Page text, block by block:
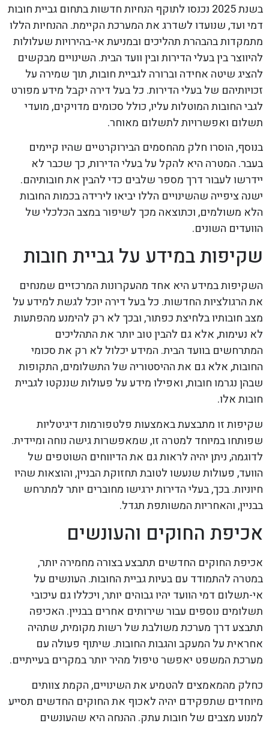
בשנת 2025 נכנסו לתוקף הנחיות חדשות בתחום גביית חובות
דמי ועד, שנועדו לשדרג את המערכת הקיימת. ההנחיות הללו
מתמקדות בהבהרת תהליכים ובמניעת אי-בהירויות שעלולות
להיווצר בין בעלי הדירות ובין וועד הבית. השינויים מבקשים
להציג שיטה אחידה וברורה לגביית חובות, תוך שמירה על
זכויותיהם של בעלי הדירות. כל בעל דירה יקבל מידע מפורט
לגבי החובות המוטלות עליו, כולל סכומים מדויקים, מועדי
תשלום ואפשרויות לתשלום מאוחר.
בנוסף, הוסרו חלק מהחסמים הבירוקרטיים שהיו קיימים
בעבר. המטרה היא להקל על בעלי הדירות, כך שכבר לא
יידרשו לעבור דרך מספר שלבים כדי להבין את חובותיהם.
ישנה ציפייה שהשינויים הללו יביאו לירידה בכמות החובות
הלא משולמים, וכתוצאה מכך לשיפור במצב הכלכלי של
הוועדים השונים.
שקיפות במידע על גביית חובות
השקיפות במידע היא אחד מהעקרונות המרכזיים שמנחים
את הרגולציות החדשות. כל בעל דירה יוכל לגשת למידע על
מצב חובותיו בלחיצת כפתור, ובכך לא רק להימנע מהפתעות
לא נעימות, אלא גם להבין טוב יותר את התהליכים
המתרחשים בוועד הבית. המידע יכלול לא רק את סכומי
החובות, אלא גם את ההיסטוריה של התשלומים, התקופות
שבהן נגרמו חובות, ואפילו מידע על פעולות שננקטו לגביית
חובות אלו.
שקיפות זו מתבצעת באמצעות פלטפורמות דיגיטליות
שפותחו במיוחד למטרה זו, שמאפשרות גישה נוחה ומיידית.
לדוגמה, ניתן יהיה לראות גם את הדיווחים השוטפים של
הוועד, פעולות שנעשו לטובת תחזוקת הבניין, והוצאות שהיו
חיוניות. בכך, בעלי הדירות ירגישו מחוברים יותר למתרחש
בבניין, והאחריות המשותפת תגדל.
אכיפת החוקים והעונשים
אכיפת החוקים החדשים תתבצע בצורה מחמירה יותר,
במטרה להתמודד עם בעיות גביית החובות. העונשים על
אי-תשלום דמי הוועד יהיו גבוהים יותר, ויכללו גם עיכובי
תשלומים נוספים עבור שירותים אחרים בבניין. האכיפה
תתבצע דרך מערכת משולבת של רשות מקומית, שתהיה
אחראית על המעקב והגבות החובות. שיתוף פעולה עם
מערכת המשפט יאפשר טיפול מהיר יותר במקרים בעייתיים.
כחלק מהמאמצים להטמיע את השינויים, הקמת צוותים
מיוחדים שתפקידם יהיה לאכוף את החוקים החדשים תסייע
למנוע מצבים של חובות עתק. ההנחה היא שהעונשים